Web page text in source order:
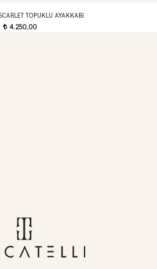
TOPUKLU AYAKKABI
t 4.250,00